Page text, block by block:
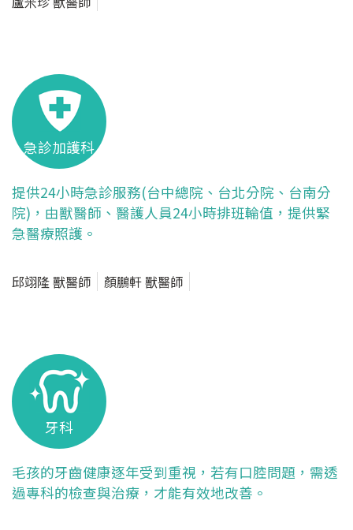
急診加護科
提供24小時急診服務(台中總院、台北分院、台南分
院)，由獸醫師、醫護人員24小時排班輪值，提供緊
急醫療照護。
邱翊隆 獸醫師 顏鵬軒 獸醫師
牙科
毛孩的牙齒健康逐年受到重視，若有口腔問題，需透
過專科的檢查與治療，才能有效地改善。